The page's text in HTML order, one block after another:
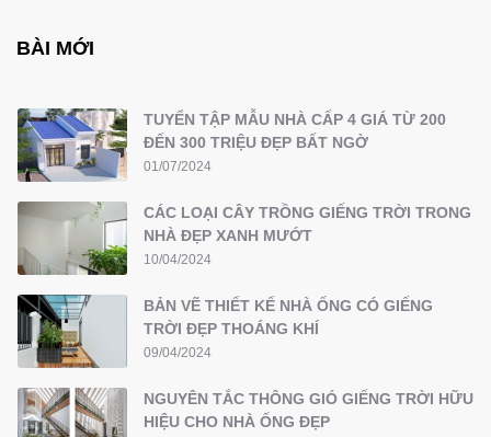
BÀI MỚI
TUYỂN TẬP MẪU NHÀ CẤP 4 GIÁ TỪ 200
ĐẾN 300 TRIỆU ĐẸP BẤT NGỜ
01/07/2024
CÁC LOẠI CÂY TRỒNG GIẾNG TRỜI TRONG
NHÀ ĐẸP XANH MƯỚT
10/04/2024
BẢN VẼ THIẾT KẾ NHÀ ỐNG CÓ GIẾNG
TRỜI ĐẸP THOÁNG KHÍ
09/04/2024
NGUYÊN TẮC THÔNG GIÓ GIẾNG TRỜI HỮU
HIỆU CHO NHÀ ỐNG ĐẸP